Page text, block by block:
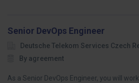
Senior DevOps Engineer
Deutsche Telekom Services Czech
By agreement
As a Senior DevOps Engineer, you will